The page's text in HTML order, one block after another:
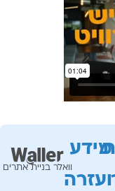
וואלר בניית אתרים